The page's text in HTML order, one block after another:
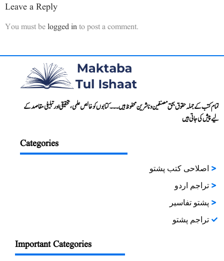
Leave a Reply
You must belogged into post a comment.
تمام کتب کے جملہ حقوق بحق مصنفین و ناشرین محفوظ ہیں۔۔۔ کتابوں کو خالص علمی، تحقیقی اور تبلیغی مقاصد کے
لیے پیش کی جاتی ہیں
Categories
اصلاحی کتب پشتو
تراجم اردو
پشتو تفاسیر
تراجم پشتو
Important Categories